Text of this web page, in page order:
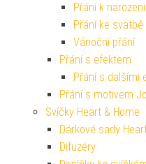
Přání k
Přání ke svatbě
Vánoční přání
Přání s efektem
Přání s dalšími
Přání s motivem
Svíčky Heart & Home
Dárkové sady
Difuzéry